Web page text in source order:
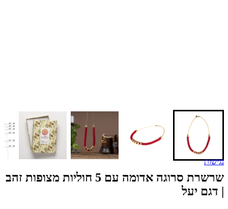
שרשרת סרוגה אדומה עם 5 חוליות מצופות זהב
| דגם יעל
נגישות